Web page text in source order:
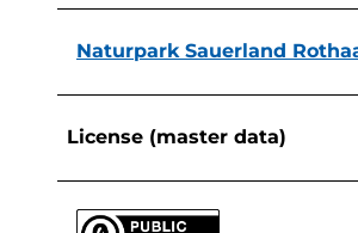
Naturpark Sauerland
License (master data)